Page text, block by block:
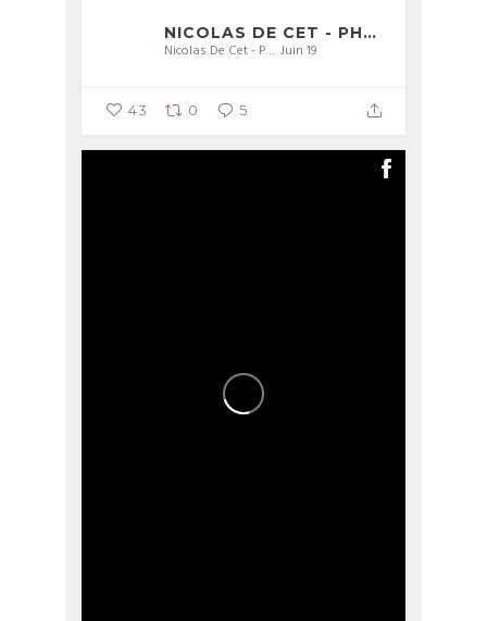
NICOLAS DE CET - PHOTOGRAPHIE
Nicolas De Cet - Photographie Juin 19
43 0 5